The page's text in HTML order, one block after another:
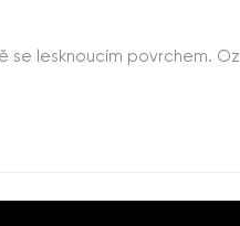
lesknoucím povrchem.